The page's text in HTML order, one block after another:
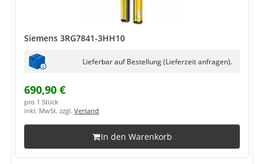
Siemens 3RG7841-3HH10
Lieferbar auf Bestellung (Lieferzeit anfragen).
690,90 €
pro 1 Stück
inkl. MwSt. zzgl. Versand
In den Warenkorb